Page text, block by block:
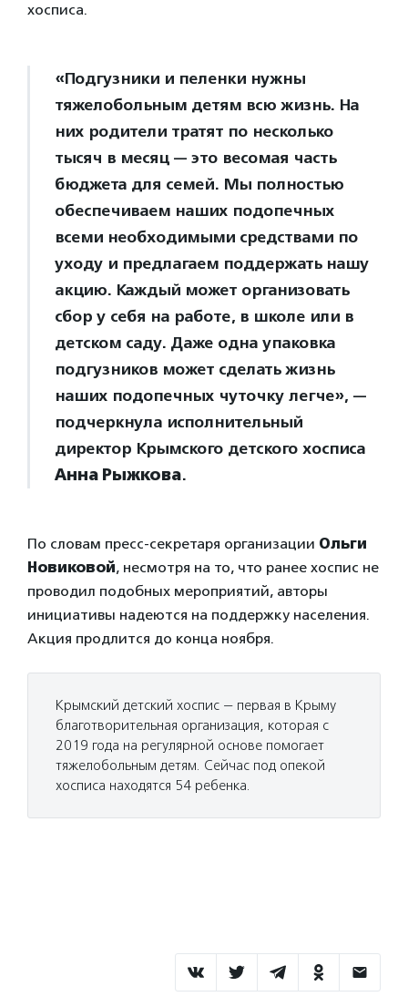
хосписа.
«Подгузники и пеленки нужны
тяжелобольным детям всю жизнь. На
них родители тратят по несколько
тысяч в месяц — это весомая часть
бюджета для семей. Мы полностью
обеспечиваем наших подопечных
всеми необходимыми средствами по
уходу и предлагаем поддержать нашу
акцию. Каждый может организовать
сбор у себя на работе, в школе или в
детском саду. Даже одна упаковка
подгузников может сделать жизнь
наших подопечных чуточку легче», —
подчеркнула исполнительный
директор Крымского детского хосписа
Анна Рыжкова.
По словам пресс-секретаря организации Ольги
Новиковой, несмотря на то, что ранее хоспис не
проводил подобных мероприятий, авторы
инициативы надеются на поддержку населения.
Акция продлится до конца ноября.
Крымский детский хоспис — первая в Крыму
благотворительная организация, которая с
2019 года на регулярной основе помогает
тяжелобольным детям. Сейчас под опекой
хосписа находятся 54 ребенка.